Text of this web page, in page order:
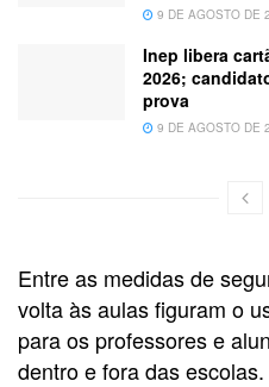
9 DE AGOSTO DE
Inep libera
2026;
prova
9 DE AGOSTO DE
Entre as medidas de
volta às aulas figuram o
para os professores e
dentro e fora das escolas.